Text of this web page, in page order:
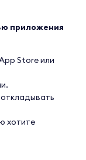
приложения
Store или
хотите